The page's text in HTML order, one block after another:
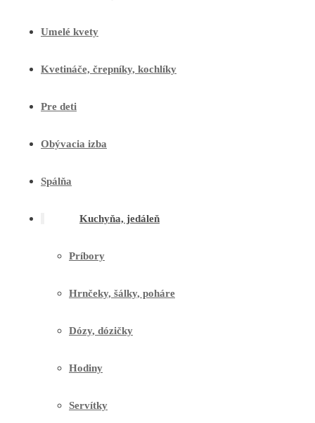
Umelé kvety
Kvetináče, črepníky, kochlíky
Pre deti
Obývacia izba
Spálňa
Kuchyňa, jedáleň
Príbory
Hrnčeky, šálky, poháre
Dózy, dózičky
Hodiny
Servítky